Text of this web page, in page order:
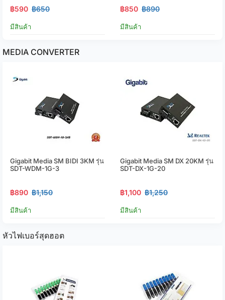
฿590 ฿650
มีสินค้า
฿850 ฿890
มีสินค้า
MEDIA CONVERTER
Gigabit Media SM BIDI 3KM รุ่น
SDT-WDM-1G-3
฿890 ฿1,150
มีสินค้า
Gigabit Media SM DX 20KM รุ่น
SDT-DX-1G-20
฿1,100 ฿1,250
มีสินค้า
หัวไฟเบอร์สุดฮอต